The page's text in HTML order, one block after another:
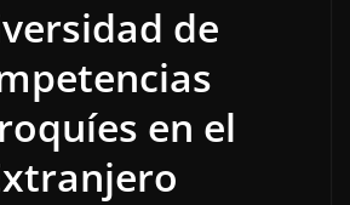
de
en el